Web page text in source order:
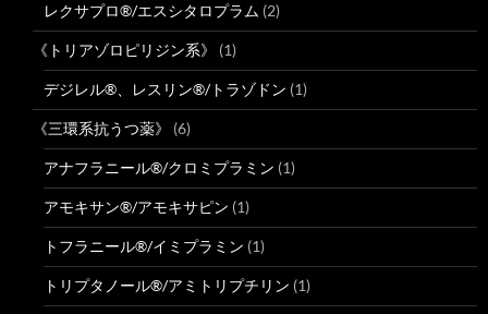
レクサプロ®/エスシタロプラム (2)
《トリアゾロピリジン系》 (1)
デジレル®、レスリン®/トラゾドン (1)
《三環系抗うつ薬》 (6)
アナフラニール®/クロミプラミン (1)
アモキサン®/アモキサピン (1)
トフラニール®/イミプラミン (1)
トリプタノール®/アミトリプチリン (1)